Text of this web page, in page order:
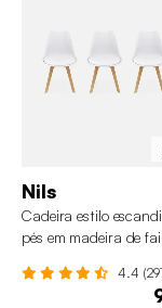
Nils
Cadeira estilo
pés em madeira de
4.4